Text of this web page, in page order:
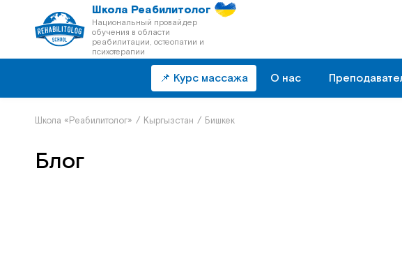
Школа Реабилитолог
Национальный провайдер
обучения в области
реабилитации, остеопатии и
психотерапии
📌 Курс массажа О нас
Школа «Реабилитолог» / Кыргызстан / Бишкек
Блог